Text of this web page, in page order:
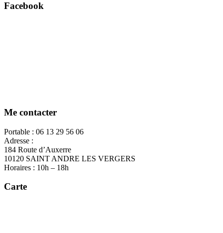
Facebook
Me contacter
Portable : 06 13 29 56 06
Adresse :
184 Route d’Auxerre
10120 SAINT ANDRE LES VERGERS
Horaires : 10h – 18h
Carte